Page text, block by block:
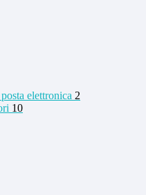
elettronica 2
10